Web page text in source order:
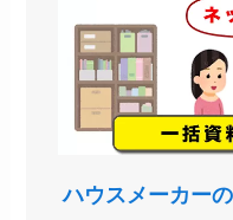
ハウスメーカー